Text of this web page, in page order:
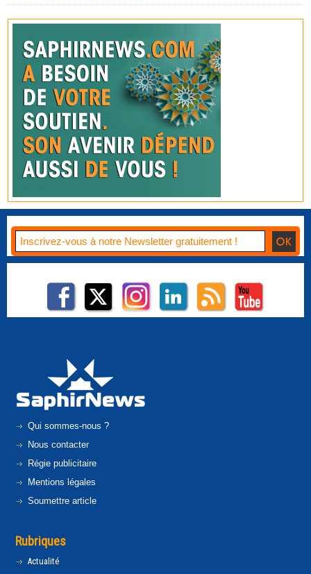
Qui sommes-nous ?
Nous contacter
Régie publicitaire
Mentions légales
Soumettre article
Rubriques
Actualité